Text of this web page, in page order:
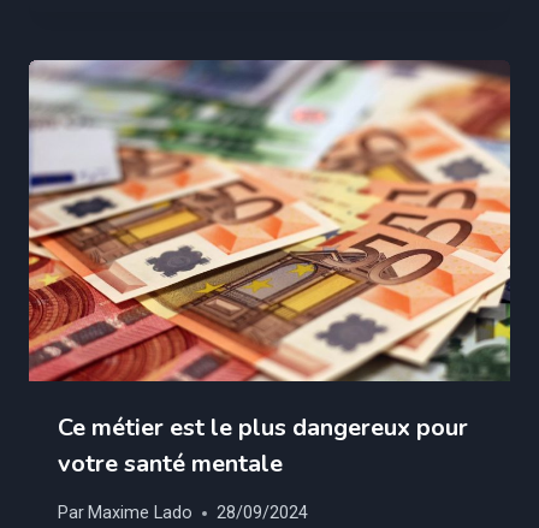
Ce métier est le plus dangereux pour
votre santé mentale
ParMaxime Lado 28/09/2024